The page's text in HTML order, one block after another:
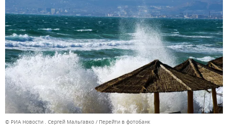
© РИА Новости . Сергей Мальгавко Перейти в фотобанк